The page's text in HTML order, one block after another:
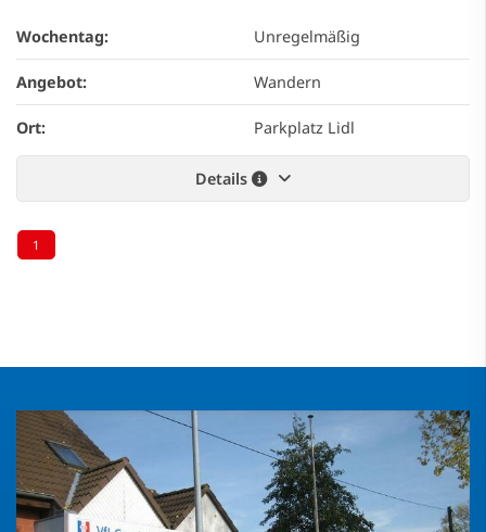
Wochentag: Unregelmäßig
Angebot: Wandern
Ort: Parkplatz Lidl
Details
1